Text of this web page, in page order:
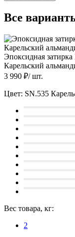
Все
Эпоксидная
Карельский
3 990 ₽/ шт.
Цвет: SN.535
Вес товара, кг:
2